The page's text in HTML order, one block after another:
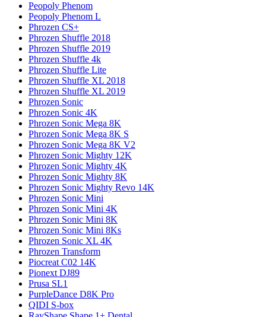
Peopoly Phenom
Peopoly Phenom L
Phrozen CS+
Phrozen Shuffle 2018
Phrozen Shuffle 2019
Phrozen Shuffle 4k
Phrozen Shuffle Lite
Phrozen Shuffle XL 2018
Phrozen Shuffle XL 2019
Phrozen Sonic
Phrozen Sonic 4K
Phrozen Sonic Mega 8K
Phrozen Sonic Mega 8K S
Phrozen Sonic Mega 8K V2
Phrozen Sonic Mighty 12K
Phrozen Sonic Mighty 4K
Phrozen Sonic Mighty 8K
Phrozen Sonic Mighty Revo 14K
Phrozen Sonic Mini
Phrozen Sonic Mini 4K
Phrozen Sonic Mini 8K
Phrozen Sonic Mini 8Ks
Phrozen Sonic XL 4K
Phrozen Transform
Piocreat C02 14K
Pionext DJ89
Prusa SL1
PurpleDance D8K Pro
QIDI S-box